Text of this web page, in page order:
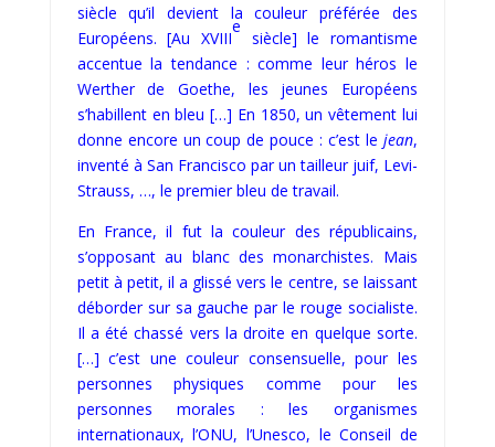
siècle qu’il devient la couleur préférée des
Européens. [Au XVIII
e
siècle] le romantisme
accentue la tendance : comme leur héros le
Werther de Goethe, les jeunes Européens
s’habillent en bleu […] En 1850, un vêtement lui
donne encore un coup de pouce : c’est le jean,
inventé à San Francisco par un tailleur juif, Levi-
Strauss, …, le premier bleu de travail.
En France, il fut la couleur des républicains,
s’opposant au blanc des monarchistes. Mais
petit à petit, il a glissé vers le centre, se laissant
déborder sur sa gauche par le rouge socialiste.
Il a été chassé vers la droite en quelque sorte.
[…] c’est une couleur consensuelle, pour les
personnes physiques comme pour les
personnes morales : les organismes
internationaux, l’ONU, l’Unesco, le Conseil de